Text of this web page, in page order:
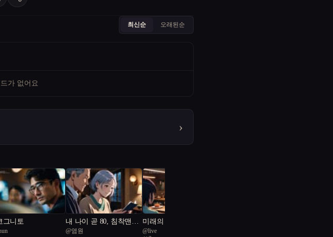
최신순 오래된순
가 없어요
›
그니토
내 나이 곧 80, 침착맨과
기안84 기술없이 못살
@염원
미래의 맛: 캡슐 속에 잊
혀진 온기
@live